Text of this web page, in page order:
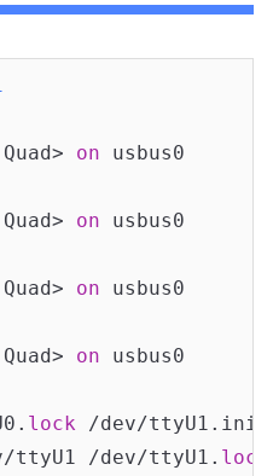
on usbus0
on usbus0
on usbus0
on
lock /dev/ttyU1.init
/dev/ttyU1. lock